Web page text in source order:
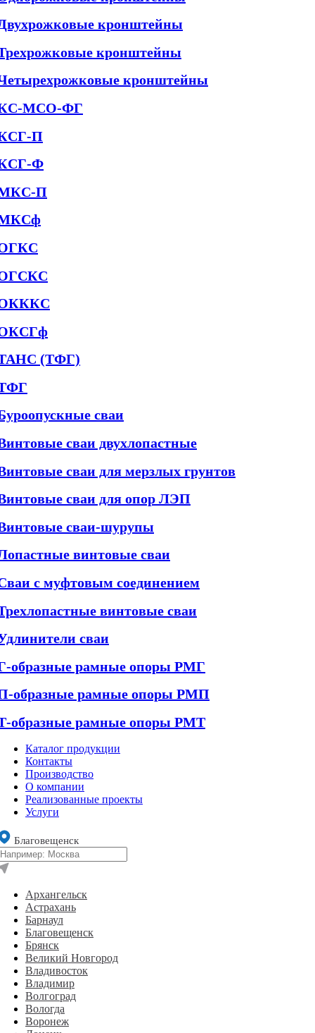
кронштейны
кронштейны
кронштейны
МСО-ФГ
П
Ф
П
(ТФГ)
сваи
сваи двухлопастные
сваи для мерзлых грунтов
сваи для опор ЛЭП
сваи-шурупы
винтовые сваи
с муфтовым соединением
винтовые сваи
сваи
образные рамные опоры РМГ
образные рамные опоры РМП
образные рамные опоры РМТ
Каталог продукции
Контакты
Производство
О компании
Реализованные проекты
Услуги
Благовещенск
Архангельск
Астрахань
Барнаул
Благовещенск
Брянск
Великий Новгород
Владивосток
Владимир
Волгоград
Вологда
Воронеж